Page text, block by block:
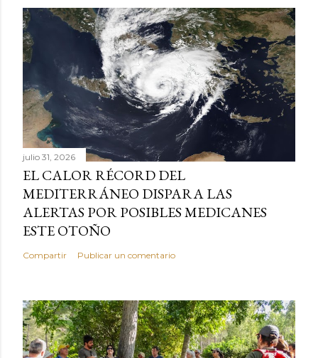
julio 31, 2026
EL CALOR RÉCORD DEL
MEDITERRÁNEO DISPARA LAS
ALERTAS POR POSIBLES MEDICANES
ESTE OTOÑO
Compartir Publicar un comentario